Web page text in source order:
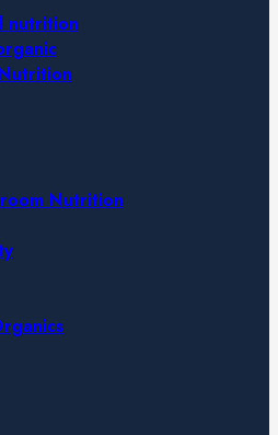
nutrition
Nutrition